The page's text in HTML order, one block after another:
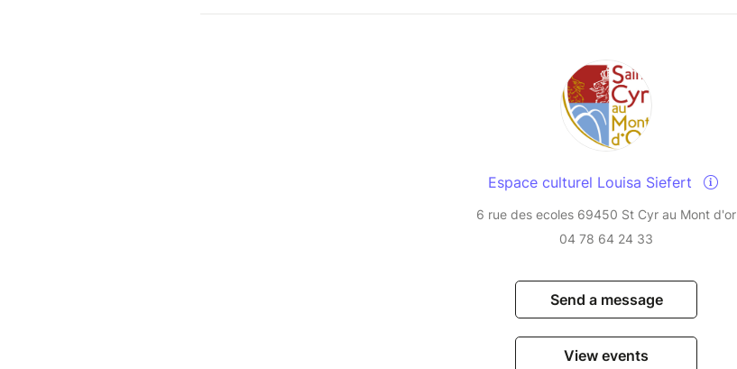
Espace culturel Louisa Siefert
6 rue des ecoles 69450 St Cyr au Mont d'or
04 78 64 24 33
Send a message
View events